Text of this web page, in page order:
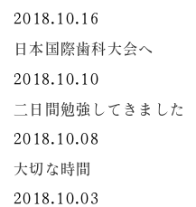
2018.10.16
日本国際歯科大会へ
2018.10.10
二日間勉強してきました
2018.10.08
大切な時間
2018.10.03